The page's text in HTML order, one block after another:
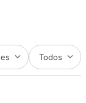
Todos